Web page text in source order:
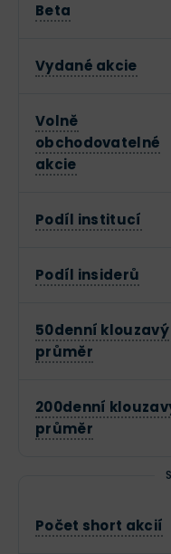
Beta
Vydané akcie
Volně
obchodovatelné
akcie
Podíl institucí
Podíl insiderů
50denní klouzavý
průměr
200denní
průměr
Počet short akcií